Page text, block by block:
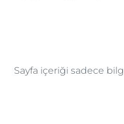
Sayfa içeriği sadece